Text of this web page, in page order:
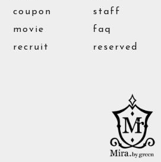
coupon
staff
movie
faq
recruit
reserved